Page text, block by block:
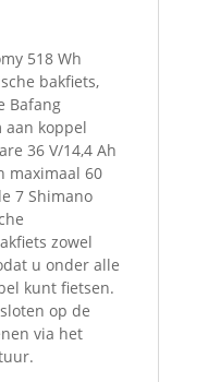
518 Wh
bakfiets,
Bafang
koppel
36 V/14,4 Ah
maximaal 60
7 Shimano
zowel
u onder alle
kunt fietsen.
op de
via het